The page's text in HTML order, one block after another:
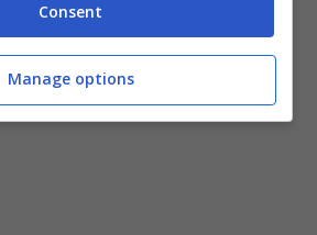
Consent
Manage options